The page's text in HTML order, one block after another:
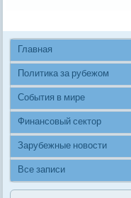
Главная
Политика за рубежом
События в мире
Финансовый сектор
Зарубежные новости
Все записи